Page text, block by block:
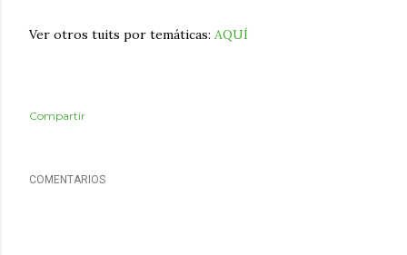
Ver otros tuits por temáticas: AQUÍ
Compartir
COMENTARIOS